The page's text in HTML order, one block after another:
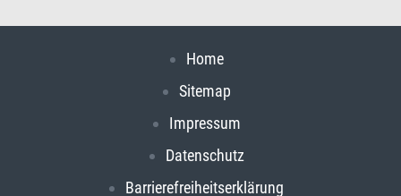
Home
Sitemap
Impressum
Datenschutz
Barrierefreiheitserklärung